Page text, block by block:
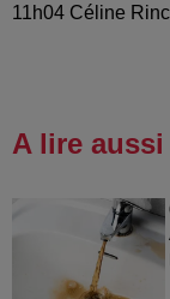
11h04 Céline
A lire aussi